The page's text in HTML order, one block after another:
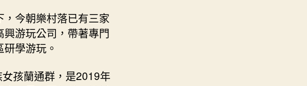
今朝樂村落已有三家
游玩公司，帶著專門
學游玩。
孩蘭通群，是2019年